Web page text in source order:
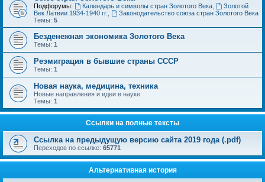
Подфорумы: Календарь и символы стран Золотого Века,
Золотой
Век Латвии 1934-1940 гг.
Законодательство союза стран Золотого Века
Темы: 5
Безденежная экономика Золотого Века
Темы: 1
Реэмиграция в бывшие страны СССР
Темы: 1
Новая наука, медицина, техника
Новые направления и идеи в науке
Темы: 1
Ссылки на полные тексты
Ссылка на предыдущую версию сайта 2019 года (.pdf)
Переходов по ссылке: 65771
Альтернативная история